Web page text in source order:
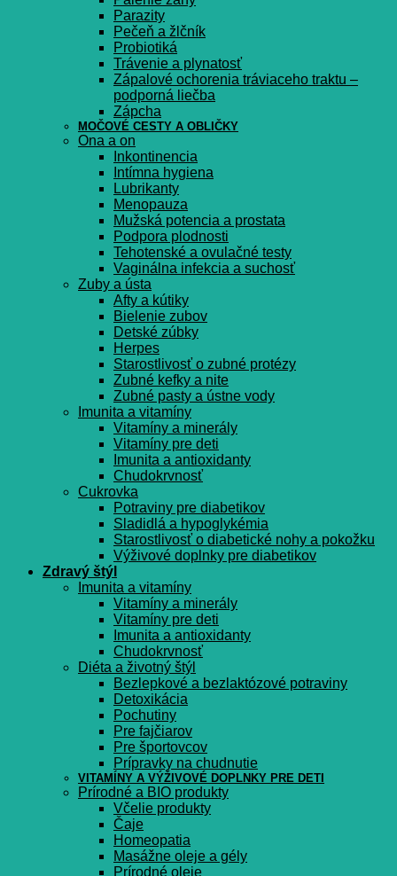
Parazity
Pečeň a žlčník
Probiotiká
Trávenie a plynatosť
Zápalové ochorenia tráviaceho traktu –
podporná liečba
Zápcha
MOČOVÉ CESTY A OBLIČKY
Ona a on
Inkontinencia
Intímna hygiena
Lubrikanty
Menopauza
Mužská potencia a prostata
Podpora plodnosti
Tehotenské a ovulačné testy
Vaginálna infekcia a suchosť
Zuby a ústa
Afty a kútiky
Bielenie zubov
Detské zúbky
Herpes
Starostlivosť o zubné protézy
Zubné kefky a nite
Zubné pasty a ústne vody
Imunita a vitamíny
Vitamíny a minerály
Vitamíny pre deti
Imunita a antioxidanty
Chudokrvnosť
Cukrovka
Potraviny pre diabetikov
Sladidlá a hypoglykémia
Starostlivosť o diabetické nohy a pokožku
Výživové doplnky pre diabetikov
Zdravý štýl
Imunita a vitamíny
Vitamíny a minerály
Vitamíny pre deti
Imunita a antioxidanty
Chudokrvnosť
Diéta a životný štýl
Bezlepkové a bezlaktózové potraviny
Detoxikácia
Pochutiny
Pre fajčiarov
Pre športovcov
Prípravky na chudnutie
VITAMÍNY A VÝŽIVOVÉ DOPLNKY PRE DETI
Prírodné a BIO produkty
Včelie produkty
Čaje
Homeopatia
Masážne oleje a gély
Prírodné oleje